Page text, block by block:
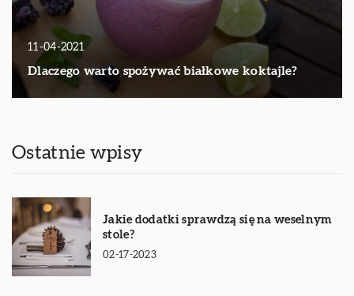
11-04-2021
Dlaczego warto spożywać białkowe koktajle?
Ostatnie wpisy
Jakie dodatki sprawdzą się na weselnym
stole?
02-17-2023